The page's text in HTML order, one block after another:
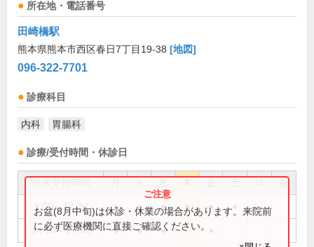
所在地・電話番号
田崎橋駅
熊本県熊本市西区春日7丁目19-38 [地図]
096-322-7701
診療科目
内科 胃腸科
診療/受付時間・休診日
祝
9:00～12:30 ● ● ● ● ●
14:00～17:00 ● ● ●
お盆(8月中旬)は休診・休業の場合があります。来院前
に必ず医療機関に直接ご確認ください。